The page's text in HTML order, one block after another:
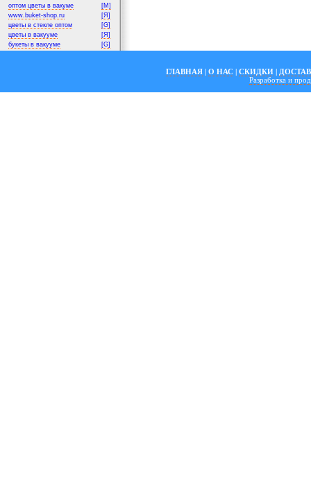
оптом цветы в вакуме
[M]
www.buket-shop.ru
[Я]
цветы в стекле оптом
[G]
цветы в вакууме
[Я]
букеты в вакууме
[G]
ГЛАВНАЯ | О НАС | СКИДКИ |
Разработка и